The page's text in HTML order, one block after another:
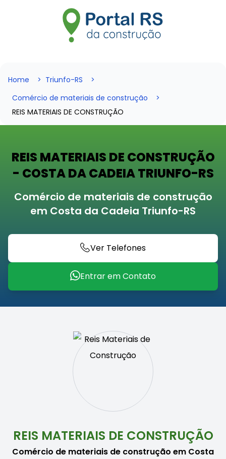
Home
Triunfo-RS
Comércio de materiais de construção
REIS MATERIAIS DE CONSTRUÇÃO
REIS MATERIAIS DE CONSTRUÇÃO
- COSTA DA CADEIA TRIUNFO-RS
Comércio de materiais de construção
em Costa da Cadeia Triunfo-RS
Ver Telefones
Entrar em Contato
REIS MATERIAIS DE CONSTRUÇÃO
Comércio de materiais de construção em Costa